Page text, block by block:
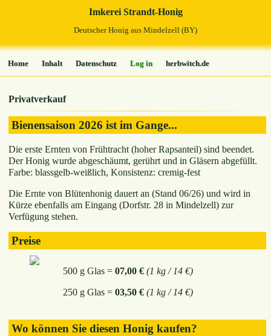
Imkerei Strandt-Honig
Deutscher Honig aus Mindelzell (BY)
Home Inhalt Datenschutz Log in herbwitch.de
Privatverkauf
Bienensaison 2026 ist im Gange...
Die erste Ernten von Frühtracht (hoher Rapsanteil) sind beendet.
Der Honig wurde abgeschäumt, gerührt und in Gläsern abgefüllt.
Farbe: blassgelb-weißlich, Konsistenz: cremig-fest
Die Ernte von Blütenhonig dauert an (Stand 06/26) und wird in
Kürze ebenfalls am Eingang (Dorfstr. 28 in Mindelzell) zur
Verfügung stehen.
Preise
500 g Glas =07,00 € (1 kg / 14 €)
250 g Glas =03,50 € (1 kg / 14 €)
Wo können Sie diesen Honig kaufen?